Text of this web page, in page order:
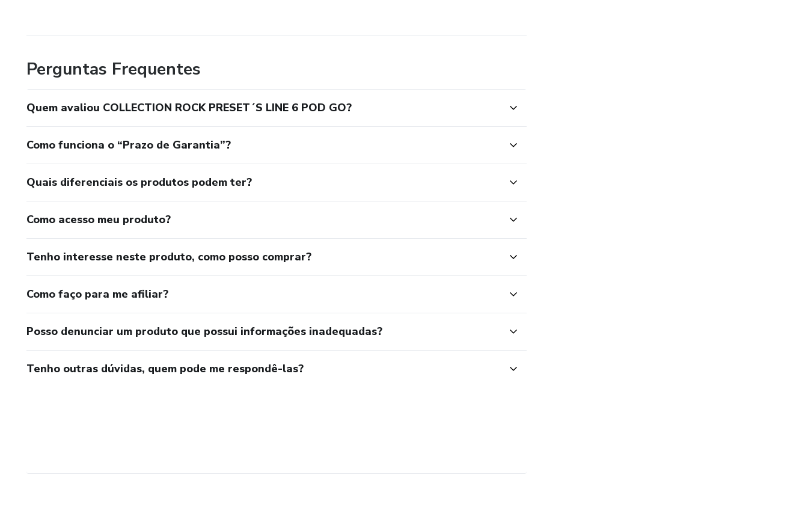
Perguntas Frequentes
Quem avaliou COLLECTION ROCK PRESET´S LINE 6 POD GO?
Como funciona o “Prazo de Garantia”?
Quais diferenciais os produtos podem ter?
Como acesso meu produto?
Tenho interesse neste produto, como posso comprar?
Como faço para me afiliar?
Posso denunciar um produto que possui informações inadequadas?
Tenho outras dúvidas, quem pode me respondê-las?